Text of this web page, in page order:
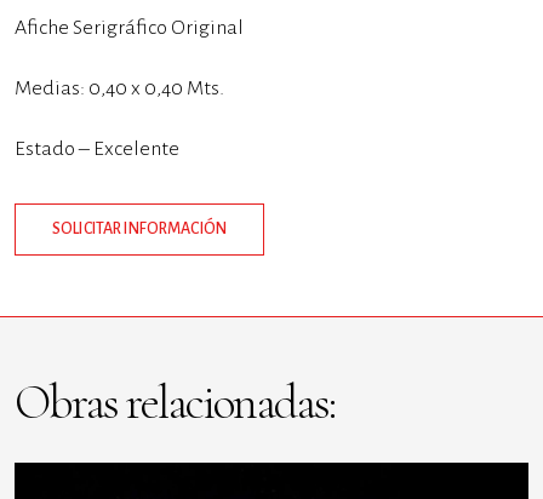
Afiche Serigráfico Original
Medias: 0,40 x 0,40 Mts.
Estado – Excelente
SOLICITAR INFORMACIÓN
Obras relacionadas: